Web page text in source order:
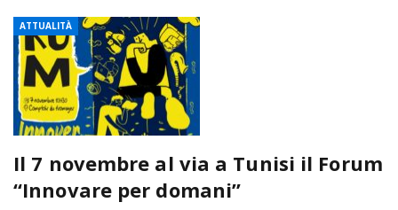
ATTUALITÀ
Il 7 novembre al via a Tunisi il Forum
“Innovare per domani”